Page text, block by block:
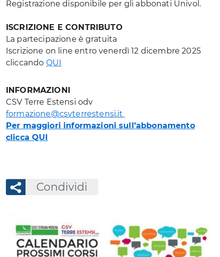
Registrazione disponibile per gli abbonati Univol.
ISCRIZIONE E CONTRIBUTO
La partecipazione è gratuita
Iscrizione on line entro venerdì 12 dicembre 2025
cliccando QUI
INFORMAZIONI
CSV Terre Estensi odv
formazione@csvterrestensi.it
Per maggiori informazioni sull’abbonamento
clicca QUI
Condividi